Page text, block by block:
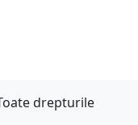
drepturile